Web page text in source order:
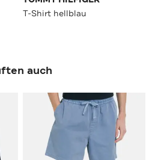
T-Shirt hellblau
auch